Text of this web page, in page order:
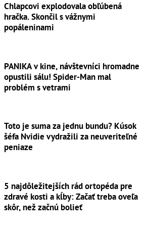
Chlapcovi explodovala obľúbená
hračka. Skončil s vážnymi
popáleninami
PANIKA v kine, návštevníci hromadne
opustili sálu! Spider-Man mal
problém s vetrami
Toto je suma za jednu bundu? Kúsok
šéfa Nvidie vydražili za neuveriteľné
peniaze
5 najdôležitejších rád ortopéda pre
zdravé kosti a kĺby: Začať treba oveľa
skôr, než začnú bolieť